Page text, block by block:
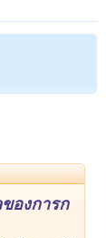
องการก